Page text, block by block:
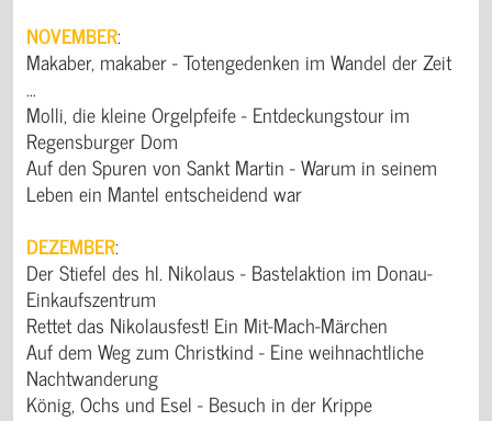
NOVEMBER:
Makaber, makaber - Totengedenken im Wandel der Zeit
…
Molli, die kleine Orgelpfeife - Entdeckungstour im
Regensburger Dom
Auf den Spuren von Sankt Martin - Warum in seinem
Leben ein Mantel entscheidend war
DEZEMBER:
Der Stiefel des hl. Nikolaus - Bastelaktion im Donau-
Einkaufszentrum
Rettet das Nikolausfest! Ein Mit-Mach-Märchen
Auf dem Weg zum Christkind - Eine weihnachtliche
Nachtwanderung
König, Ochs und Esel - Besuch in der Krippe